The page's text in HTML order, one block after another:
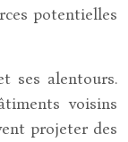
potentielles
ses alentours.
voisins
projeter des